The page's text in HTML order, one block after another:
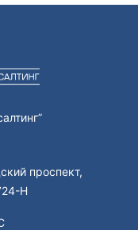
проспект,
Н